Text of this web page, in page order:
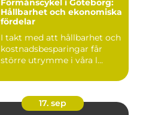
Förmånscykel i Göteborg:
Hållbarhet och ekonomiska
fördelar
I takt med att hållbarhet och
kostnadsbesparingar får
större utrymme i våra l...
17. sep